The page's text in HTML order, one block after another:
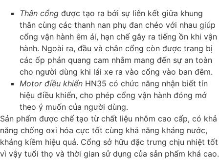
Thân cổng được tạo ra bởi sự liên kết giữa khung
thân cùng các thanh nan phụ đan chéo với nhau giúp
cổng vận hành êm ái, hạn chế gây ra tiếng ồn khi vận
hành. Ngoài ra, đầu và chân cổng còn được trang bị
các ốp phản quang cam nhằm mang đến sự an toàn
cho người dùng khi lái xe ra vào cổng vào ban đêm.
Motor điều khiển HN35 có chức năng nhận biết tín
hiệu điều khiển, cho phép cổng vận hành đóng mở
theo ý muốn của người dùng.
Sản phẩm được chế tạo từ chất liệu nhôm cao cấp, có khả
năng chống oxi hóa cực tốt cùng khả năng kháng nước,
kháng kiềm hiệu quả. Cổng sở hữu đặc trưng chịu nhiệt tốt
vì vậy tuổi thọ và thời gian sử dụng của sản phẩm khá cao.